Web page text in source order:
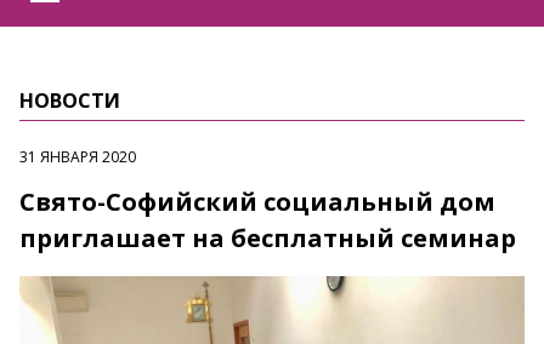
НОВОСТИ
31 ЯНВАРЯ 2020
Свято-Софийский социальный дом
приглашает на бесплатный семинар